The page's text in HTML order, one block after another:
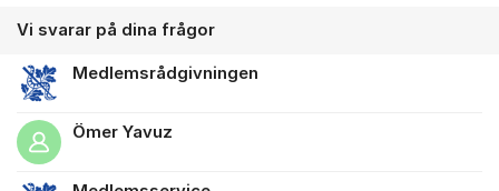
Vi svarar på dina frågor
Medlemsrådgivningen
Ömer Yavuz